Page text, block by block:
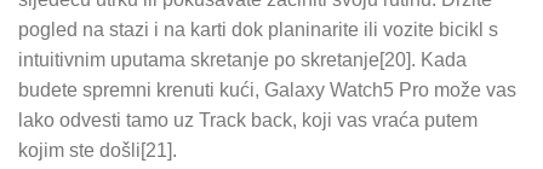
pogled na stazi i na karti dok planinarite ili vozite bicikl s
intuitivnim uputama skretanje po skretanje[20]. Kada
budete spremni krenuti kući, Galaxy Watch5 Pro može vas
lako odvesti tamo uz Track back, koji vas vraća putem
kojim ste došli[21].